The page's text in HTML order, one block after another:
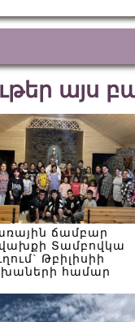
այս
ճամբար
Տամբովկա
Թբիլիսիի
համար